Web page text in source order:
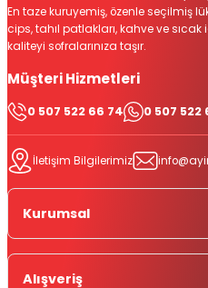
En taze kuruyemiş, özenle seçilmiş
cips, tahıl patlakları, kahve ve
kaliteyi sofralarınıza taşır.
Müşteri Hizmetleri
0 507 522 66 74 0 507 522
İletişim Bilgilerimiz
Kurumsal
Alışveriş